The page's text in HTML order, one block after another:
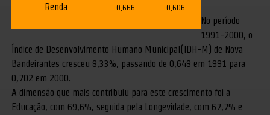
Renda 0,666 0,606
No período
1991-2000, o
Índice de Desenvolvimento Humano Municipal(IDH-M) de Nova
Bandeirantes cresceu 8,33%, passando de 0,648 em 1991 para
0,702 em 2000.
A dimensão que mais contribuiu para este crescimento foi a
Educação, com 69,6%, seguida pela Longevidade, com 67,7% e